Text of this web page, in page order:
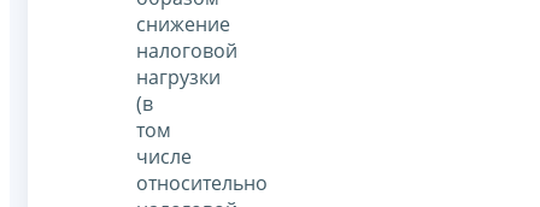
снижение
налоговой
нагрузки
(в
том
числе
относительно